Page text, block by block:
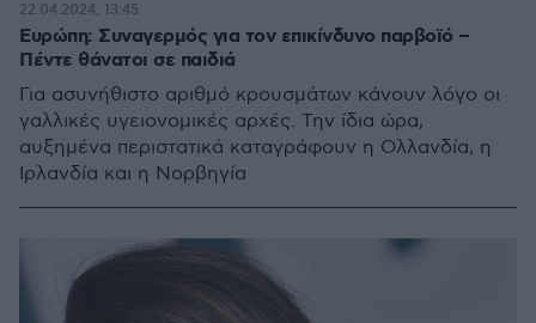
Ευρώπη: Συναγερμός για τον επικίνδυνο παρβοϊό –
Πέντε θάνατοι σε παιδιά
Για ασυνήθιστο αριθμό κρουσμάτων κάνουν λόγο οι
γαλλικές υγειονομικές αρχές. Την ίδια ώρα,
αυξημένα περιστατικά καταγράφουν η Ολλανδία, η
Ιρλανδία και η Νορβηγία
22.04.2024, 13:45